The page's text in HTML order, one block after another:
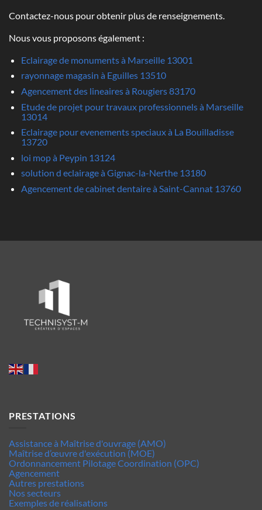
Contactez-nous pour obtenir plus de renseignements.
Nous vous proposons également :
Eclairage de monuments à Marseille 13001
rayonnage magasin à Eguilles 13510
Agencement des lineaires à Rougiers 83170
Etude de projet pour travaux professionnels à Marseille
13014
Eclairage pour evenements speciaux à La Bouilladisse
13720
loi mop à Peypin 13124
solution d eclairage à Gignac-la-Nerthe 13180
Agencement de cabinet dentaire à Saint-Cannat 13760
PRESTATIONS
Assistance à Maîtrise d'ouvrage (AMO)
Maîtrise d’œuvre d'exécution (MOE)
Ordonnancement Pilotage Coordination (OPC)
Agencement
Autres prestations
Nos secteurs
Exemples de réalisations